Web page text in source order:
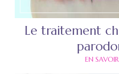
Le traitement
EN